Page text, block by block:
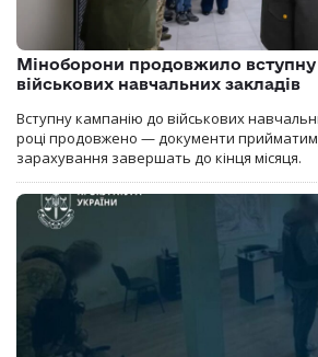
Міноборони продовжило
військових навчальних закладів
Вступну кампанію до військових
році продовжено — документи
зарахування завершать до кінця місяця.